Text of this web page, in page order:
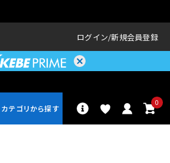
ログイン 新規会員登録
0